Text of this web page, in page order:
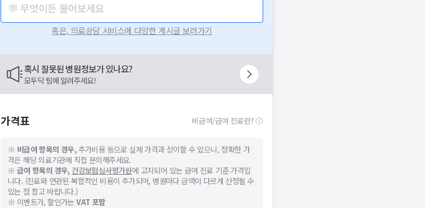
💬 무엇이든 물어보세요
혹은, 의료상담 서비스에 다양한 게시글 보러가기
혹시 잘못된 병원정보가 있나요?
모두닥 팀에 알려주세요!
가격표 비급여/급여 진료란?
※ 비급여 항목의 경우,추가비용 등으로 실제 가격과 상이할 수 있으니, 정확한 가
격은 해당 의료기관에 직접 문의해주세요.
※ 급여 항목의 경우, 건강보험심사평가원에 고지되어 있는 급여 진료 기준 가격입
니다. (진료와 연관된 복합적인 비용이 추가되어, 병원마다 금액이 다르게 산정될 수
있는 점 참고 바랍니다.)
※ 이벤트가, 할인가는VAT 포함